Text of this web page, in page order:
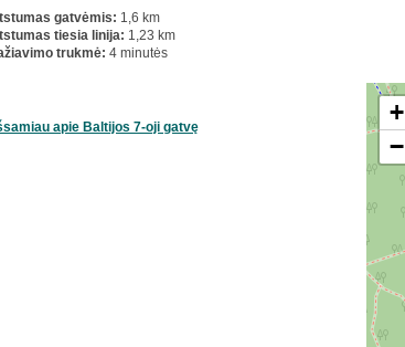
gatvėmis: 1,6 km
tiesia linija: 1,23 km
trukmė: 4 minutės
apie Baltijos 7-oji gatvę
+
−